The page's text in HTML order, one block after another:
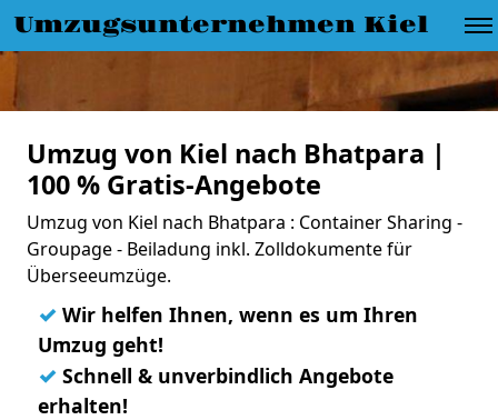
Umzugsunternehmen Kiel
Umzug von Kiel nach Bhatpara |
100 % Gratis-Angebote
Umzug von Kiel nach Bhatpara : Container Sharing -
Groupage - Beiladung inkl. Zolldokumente für
Überseeumzüge.
✓ Wir helfen Ihnen, wenn es um Ihren
Umzug geht!
✓ Schnell & unverbindlich Angebote
erhalten!